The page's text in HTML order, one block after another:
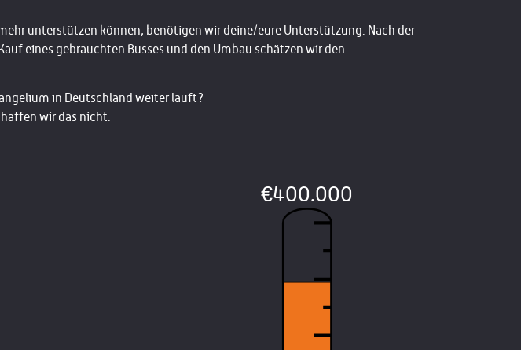
unterstützen können, benötigen wir deine/eure Unterstützung. Nach der
eines gebrauchten Busses und den Umbau schätzen wir den
in Deutschland weiter läuft?
wir das nicht.
€400.000